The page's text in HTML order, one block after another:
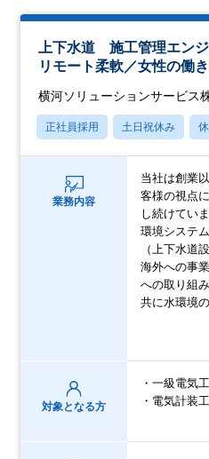
上下水道 施工管理エン
リモート柔軟／女性の働
横河ソリューションサービス
正社員採用 土日祝休み
業務内容
当社は創業
客様の視点
し続けていま
環境システ
（上下水道
海外への事
への取り組
共に水環境
対象となる方
・一級電気
・電気計装